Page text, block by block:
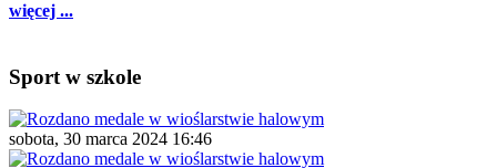
więcej ...
Sport w szkole
sobota, 30 marca 2024 16:46